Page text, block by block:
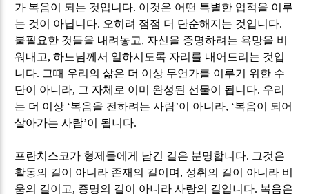
가 복음이 되는 것입니다. 이것은 어떤 특별한 업적을 이루
는 것이 아닙니다. 오히려 점점 더 단순해지는 것입니다.
불필요한 것들을 내려놓고, 자신을 증명하려는 욕망을 비
워내고,하느님께서 일하시도록 자리를 내어드리는 것입
니다. 그때 우리의 삶은 더 이상 무언가를 이루기 위한 수
단이 아니라, 그 자체로 이미 완성된 선물이 됩니다. 우리
는 더 이상 ‘복음을 전하려는 사람’이 아니라, ‘복음이 되어
살아가는 사람’이 됩니다.
프란치스코가 형제들에게 남긴 길은 분명합니다. 그것은
활동의 길이 아니라 존재의 길이며 , 성취의 길이 아니라 비
움의 길이고, 증명의 길이 아니라 사랑의 길입니다. 복음은